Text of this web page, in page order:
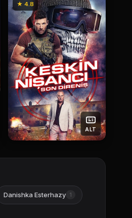
★ 4.8
ALT
Danishka Esterhazy 1